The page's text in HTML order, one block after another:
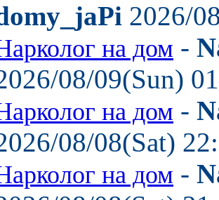
2026/
на дом -
08/09(Sun)
на дом -
08/08(Sat)
на дом -